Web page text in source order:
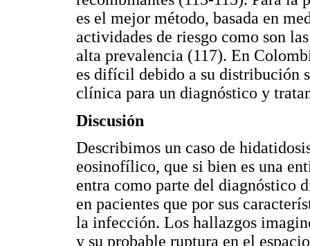
es el mejor método, basada en
actividades de riesgo como son
alta prevalencia (117). En
es difícil debido a su distribución
clínica para un diagnóstico y
Discusión
Describimos un caso de
eosinofílico, que si bien es una
entra como parte del diagnóstico
en pacientes que por sus
la infección. Los hallazgos
y su probable ruptura en el